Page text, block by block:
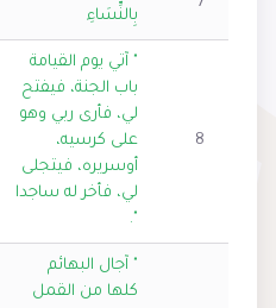
بِالنِّسَاءِ
8
" آتي يوم القيامة
باب الجنة، فيفتح
لي، فأرى ربي وهو
على كرسيه،
أوسريره، فيتجلى
لي، فأخر له ساجدا
".
" آجال البهائم
كلها من القمل